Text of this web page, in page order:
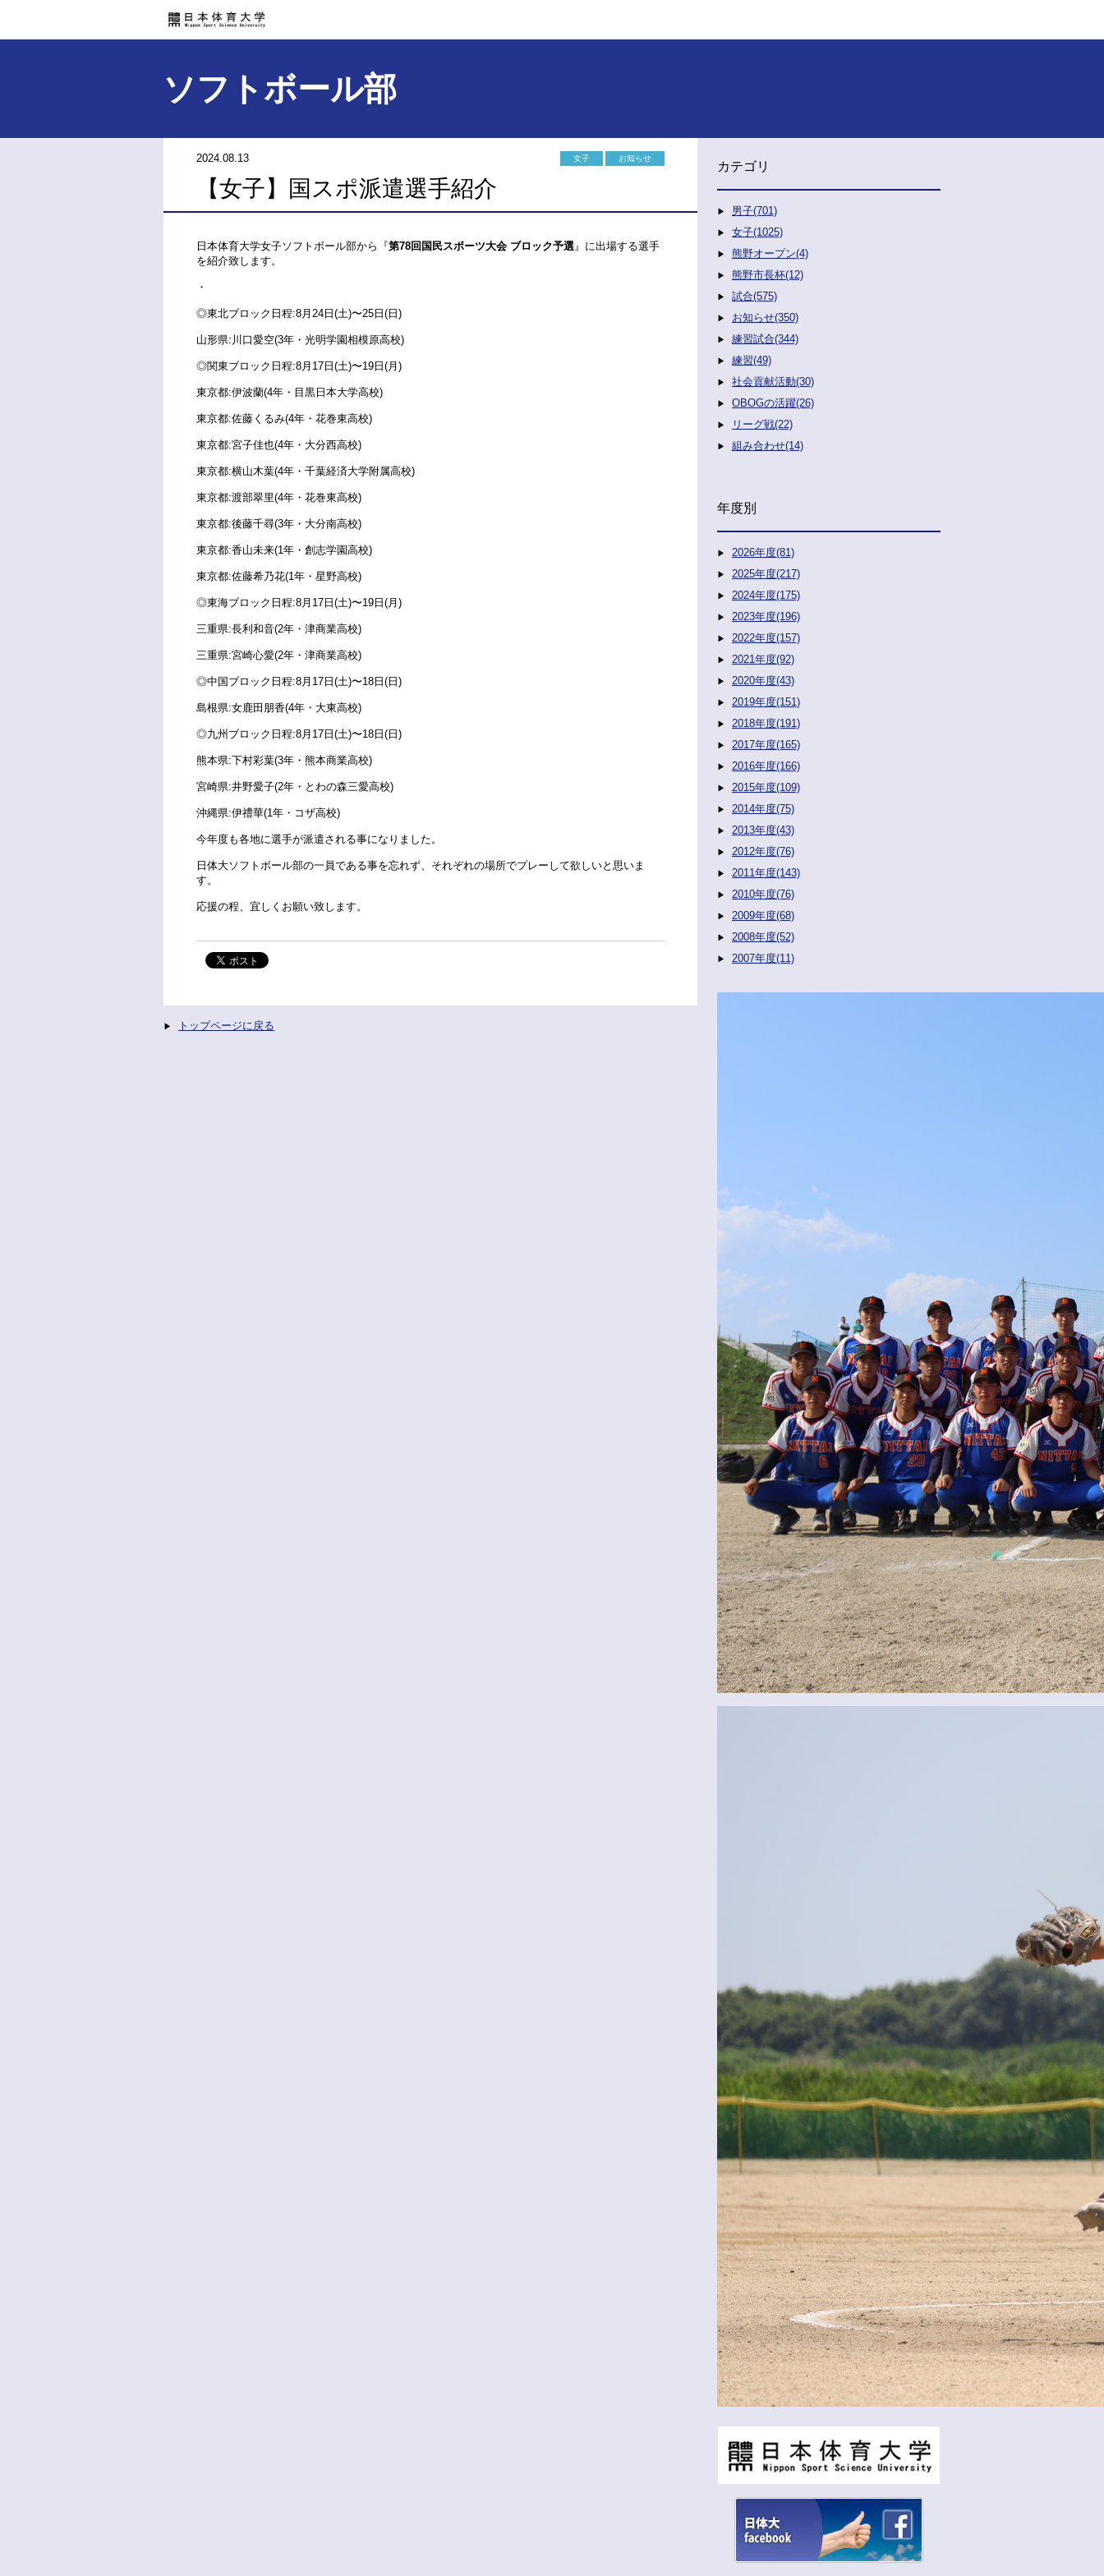
ソフトボール部
2024.08.13 女子 お知らせ
【女子】国スポ派遣選手紹介
日本体育大学女子ソフトボール部から『第78回国民スポーツ大会 ブロック予選』に出場する選手
を紹介致します。
・
◎東北ブロック日程:8月24日(土)〜25日(日)
山形県:川口愛空(3年・光明学園相模原高校)
◎関東ブロック日程:8月17日(土)〜19日(月)
東京都:伊波蘭(4年・目黒日本大学高校)
東京都:佐藤くるみ(4年・花巻東高校)
東京都:宮子佳也(4年・大分西高校)
東京都:横山木葉(4年・千葉経済大学附属高校)
東京都:渡部翠里(4年・花巻東高校)
東京都:後藤千尋(3年・大分南高校)
東京都:香山未来(1年・創志学園高校)
東京都:佐藤希乃花(1年・星野高校)
◎東海ブロック日程:8月17日(土)〜19日(月)
三重県:長利和音(2年・津商業高校)
三重県:宮崎心愛(2年・津商業高校)
◎中国ブロック日程:8月17日(土)〜18日(日)
島根県:女鹿田朋香(4年・大東高校)
◎九州ブロック日程:8月17日(土)〜18日(日)
熊本県:下村彩葉(3年・熊本商業高校)
宮崎県:井野愛子(2年・とわの森三愛高校)
沖縄県:伊禮華(1年・コザ高校)
今年度も各地に選手が派遣される事になりました。
日体大ソフトボール部の一員である事を忘れず、それぞれの場所でプレーして欲しいと思いま
す。
応援の程、宜しくお願い致します。
トップページに戻る
カテゴリ
男子(701)
女子(1025)
熊野オープン(4)
熊野市長杯(12)
試合(575)
お知らせ(350)
練習試合(344)
練習(49)
社会貢献活動(30)
OBOGの活躍(26)
リーグ戦(22)
組み合わせ(14)
年度別
2026年度(81)
2025年度(217)
2024年度(175)
2023年度(196)
2022年度(157)
2021年度(92)
2020年度(43)
2019年度(151)
2018年度(191)
2017年度(165)
2016年度(166)
2015年度(109)
2014年度(75)
2013年度(43)
2012年度(76)
2011年度(143)
2010年度(76)
2009年度(68)
2008年度(52)
2007年度(11)